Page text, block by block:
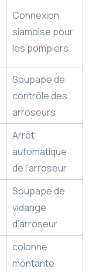
Connexion
siamoise pour
les pompiers
Soupape de
contrôle des
arroseurs
Arrêt
automatique
de l’arroseur
Soupape de
vidange
d’arroseur
colonne
montante